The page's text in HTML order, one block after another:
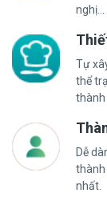
nghị...
Tự
thể
thành
Dễ
thành
nhất.